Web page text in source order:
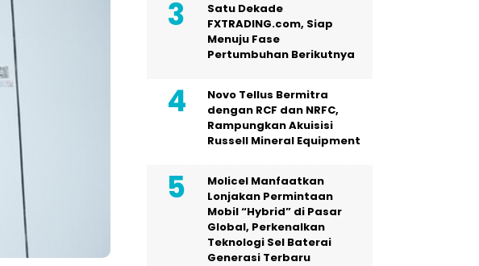
Satu Dekade
FXTRADING.com, Siap
Menuju Fase
Pertumbuhan Berikutnya
Novo Tellus Bermitra
dengan RCF dan NRFC,
Rampungkan Akuisisi
Russell Mineral Equipment
Molicel Manfaatkan
Lonjakan Permintaan
Mobil “Hybrid” di Pasar
Global, Perkenalkan
Teknologi Sel Baterai
Generasi Terbaru